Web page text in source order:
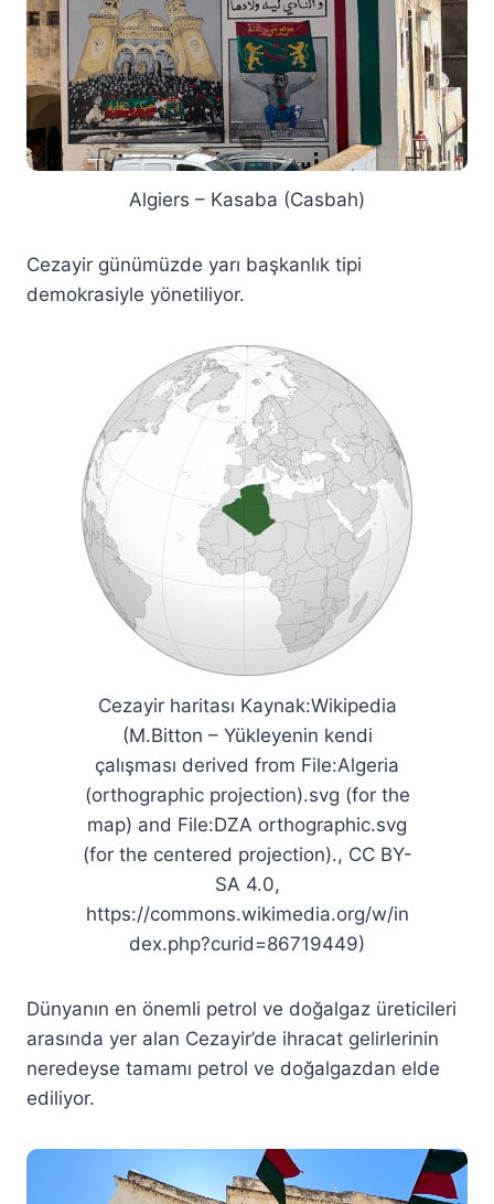
Algiers – Kasaba (Casbah)
Cezayir günümüzde yarı başkanlık tipi
demokrasiyle yönetiliyor.
Cezayir haritası Kaynak:Wikipedia
(M.Bitton – Yükleyenin kendi
çalışması derived from File:Algeria
(orthographic projection).svg (for the
map) and File:DZA orthographic.svg
(for the centered projection)., CC BY-
SA 4.0,
https://commons.wikimedia.org/w/in
dex.php?curid=86719449)
Dünyanın en önemli petrol ve doğalgaz üreticileri
arasında yer alan Cezayir’de ihracat gelirlerinin
neredeyse tamamı petrol ve doğalgazdan elde
ediliyor.